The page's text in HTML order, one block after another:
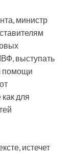
министр
выступать
помощи
для
истечет